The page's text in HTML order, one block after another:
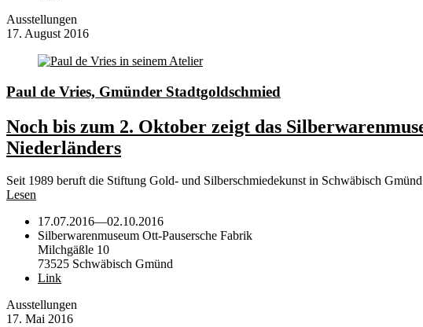
Ausstellungen
17. August 2016
Paul de Vries, Gmünder Stadtgoldschmied
Noch bis zum 2. Oktober zeigt das
Niederländers
Seit 1989 beruft die Stiftung Gold- und Silberschmiedekunst in Schwäbisch
Lesen
17.07.2016—02.10.2016
Silberwarenmuseum Ott-Pausersche Fabrik
Milchgäßle 10
73525 Schwäbisch Gmünd
Link
Ausstellungen
17. Mai 2016